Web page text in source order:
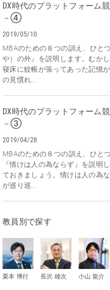
DX時代のプラットフォーム
－④
2019/05/10
MBAのための８つの訓え、ひと
や）の外』を説明します。むか
寝床に蚊帳が張ってあった記憶
の見慣れ...
DX時代のプラットフォーム
－③
2019/04/28
MBAのための８つの訓え、ひと
『情けは人の為ならず』を説明
ておきましょう。情けは人の為
が巡り巡...
教員別で探す
栗本 博行 長沢 雄次 小山 龍介